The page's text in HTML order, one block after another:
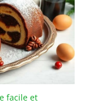
le jardin.
notre
qui ajoute
de
de table. Les
facile et